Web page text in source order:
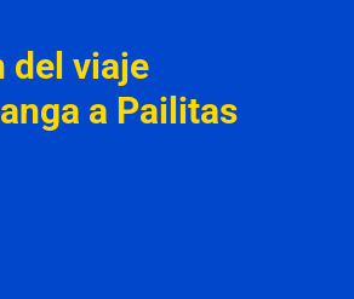
del viaje
a Pailitas